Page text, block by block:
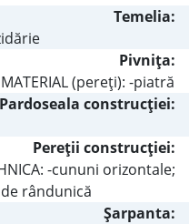
Temelia:
Pivniţa:
(pereţi): -piatră
Pardoseala construcţiei:
Pereţii construcţiei:
-cununi orizontale;
rândunică
Şarpanta: